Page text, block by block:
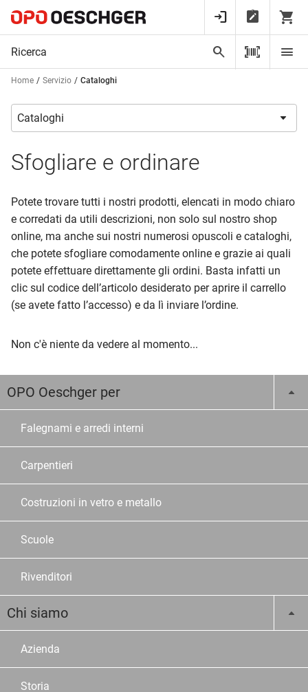
Home Servizio Cataloghi
Sfogliare e ordinare
Potete trovare tutti i nostri prodotti, elencati in modo chiaro
e corredati da utili descrizioni, non solo sul nostro shop
online, ma anche sui nostri numerosi opuscoli e cataloghi,
che potete sfogliare comodamente online e grazie ai quali
potete effettuare direttamente gli ordini. Basta infatti un
clic sul codice dell’articolo desiderato per aprire il carrello
(se avete fatto l’accesso) e da lì inviare l’ordine.
Non c'è niente da vedere al momento...
OPO Oeschger per
Falegnami e arredi interni
Carpentieri
Costruzioni in vetro e metallo
Scuole
Rivenditori
Chi siamo
Azienda
Storia